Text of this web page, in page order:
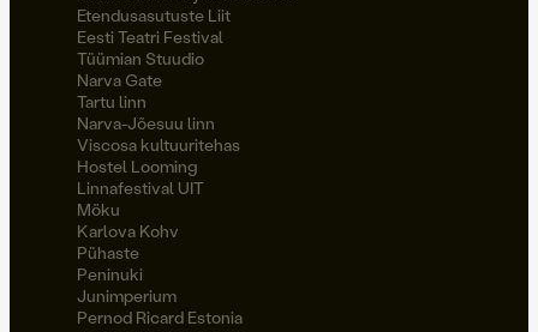
Etendusasutuste Liit
Eesti Teatri Festival
Tüümian Stuudio
Narva Gate
Tartu linn
Narva-Jõesuu linn
Viscosa kultuuritehas
Hostel Looming
Linnafestival UIT
Möku
Karlova Kohv
Pühaste
Peninuki
Junimperium
Pernod Ricard Estonia